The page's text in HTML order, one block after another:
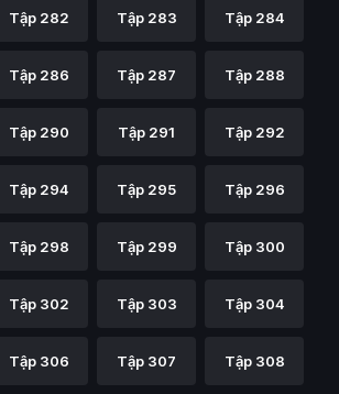
Tập 282 Tập 283 Tập 284
Tập 286 Tập 287 Tập 288
Tập 290 Tập 291 Tập 292
Tập 294 Tập 295 Tập 296
Tập 298 Tập 299 Tập 300
Tập 302 Tập 303 Tập 304
Tập 306 Tập 307 Tập 308